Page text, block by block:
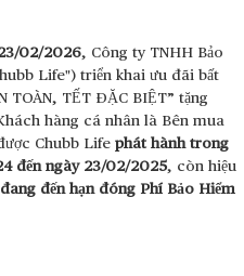
02/2026, Công ty TNHH Bảo
Life") triển khai ưu đãi bất
TOÀN, TẾT ĐẶC BIỆT” tặng
hàng cá nhân là Bên mua
Chubb Life phát hành trong
đến ngày 23/02/2025, còn hiệu
đang đến hạn đóng Phí Bảo Hiểm